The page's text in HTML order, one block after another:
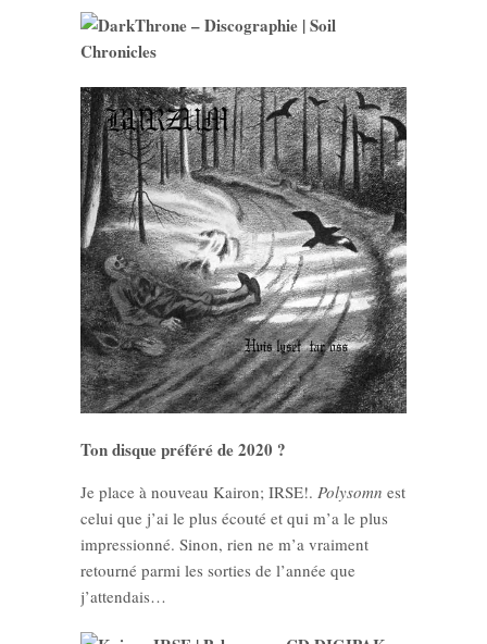
Ton disque préféré de 2020 ?
Je place à nouveau Kairon; IRSE!. Polysomn est
celui que j’ai le plus écouté et qui m’a le plus
impressionné. Sinon, rien ne m’a vraiment
retourné parmi les sorties de l’année que
j’attendais…